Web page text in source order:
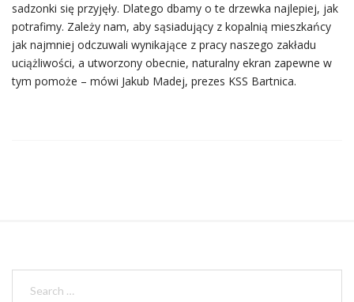
sadzonki się przyjęły. Dlatego dbamy o te drzewka najlepiej, jak
potrafimy. Zależy nam, aby sąsiadujący z kopalnią mieszkańcy
jak najmniej odczuwali wynikające z pracy naszego zakładu
uciążliwości, a utworzony obecnie, naturalny ekran zapewne w
tym pomoże – mówi Jakub Madej, prezes KSS Bartnica.